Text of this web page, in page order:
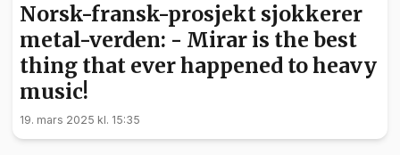
Norsk-fransk-prosjekt sjokkerer
metal-verden: - Mirar is the best
thing that ever happened to heavy
music!
19. mars 2025 kl. 15:35